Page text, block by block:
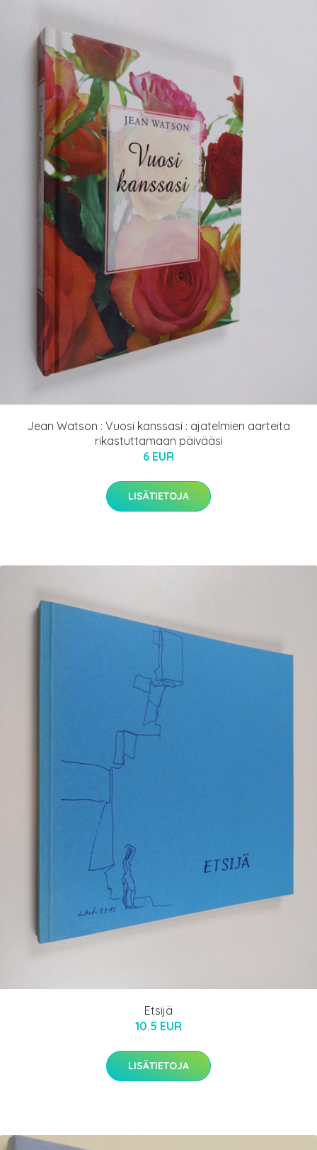
Jean Watson : Vuosi kanssasi : ajatelmien aarteita
rikastuttamaan päivääsi
6 EUR
LISÄTIETOJA
Etsijä
10.5 EUR
LISÄTIETOJA